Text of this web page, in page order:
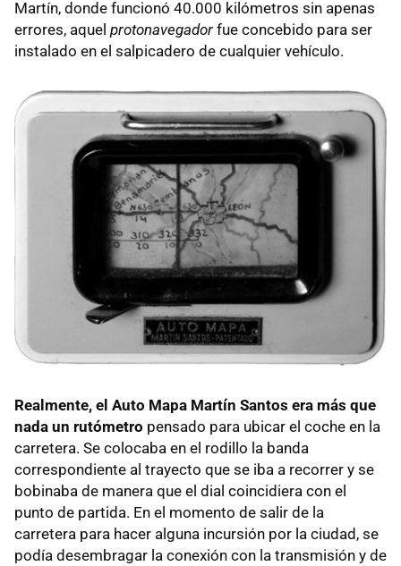
Martín, donde funcionó 40.000 kilómetros sin apenas
errores, aquel protonavegador fue concebido para ser
instalado en el salpicadero de cualquier vehículo.
Realmente, el Auto Mapa Martín Santos era más que
nada un rutómetro pensado para ubicar el coche en la
carretera. Se colocaba en el rodillo la banda
correspondiente al trayecto que se iba a recorrer y se
bobinaba de manera que el dial coincidiera con el
punto de partida. En el momento de salir de la
carretera para hacer alguna incursión por la ciudad, se
podía desembragar la conexión con la transmisión y de